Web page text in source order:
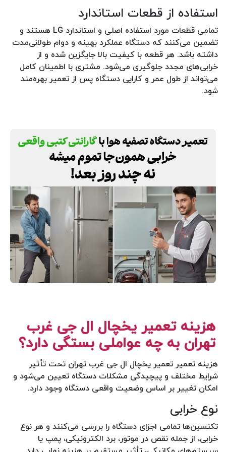
استفاده از قطعات استاندارد
تمامی قطعات مورد استفاده اصلی و استاندارد LG هستند و
تضمین می‌کنند که دستگاه عملکرد بهینه و دوام طولانی‌مدت
داشته باشد. هر قطعه با کیفیت بالا جایگزین شده و از
خرابی‌های مجدد جلوگیری می‌شود. مشتری با اطمینان کامل
می‌تواند از طول عمر و کارایی دستگاه پس از تعمیر بهره‌مند
شود.
هزینه تعمیر یخچال ال جی غرب
تهران به چه عواملی بستگی دارد؟
هزینه تعمیر تعمیر یخچال ال جی غرب تهران تحت تأثیر
شرایط مختلف و پیچیدگی مشکلات دستگاه تعیین می‌شود و
امکان تغییر بر اساس وضعیت واقعی دستگاه وجود دارد.
نوع خرابی
تکنسین‌ها تمامی اجزای دستگاه را بررسی می‌کنند و هر نوع
خرابی، از جمله نقص در موتور، برد الکترونیکی، پمپ یا